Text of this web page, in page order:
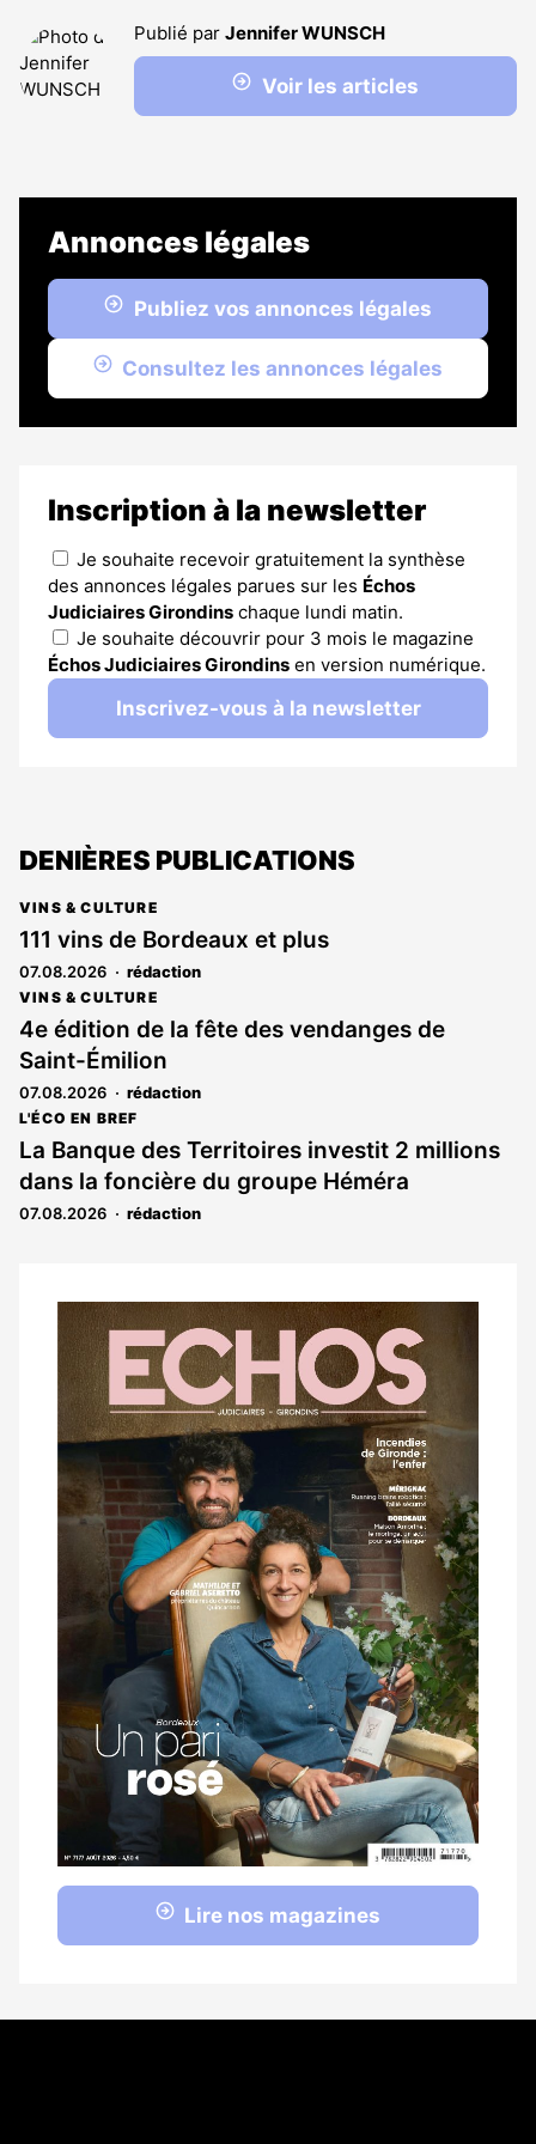
Publié par Jennifer WUNSCH
Voir les articles
Annonces légales
Publiez vos annonces légales
Consultez les annonces légales
Inscription à la newsletter
Je souhaite recevoir gratuitement la synthèse
des annonces légales parues sur les Échos
Judiciaires Girondins chaque lundi matin.
Je souhaite découvrir pour 3 mois le magazine
Échos Judiciaires Girondins en version numérique.
Inscrivez-vous à la newsletter
DENIÈRES PUBLICATIONS
VINS & CULTURE
111 vins de Bordeaux et plus
07.08.2026 rédaction
VINS & CULTURE
4e édition de la fête des vendanges de
Saint-Émilion
07.08.2026 rédaction
L'ÉCO EN BREF
La Banque des Territoires investit 2 millions
dans la foncière du groupe Héméra
07.08.2026 rédaction
Notre
dernier
magazine
Lire nos magazines